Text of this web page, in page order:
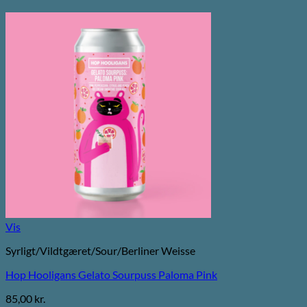
Vis
Syrligt/Vildtgæret/Sour/Berliner Weisse
Hop Hooligans Gelato Sourpuss Paloma Pink
85,00 kr.